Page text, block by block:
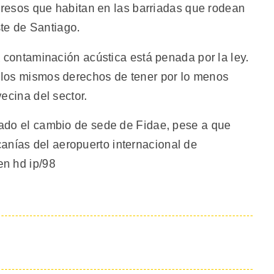
que habitan en las barriadas que rodean
de Santiago.
acústica está penada por la ley.
mismos derechos de tener por lo menos
del sector.
el cambio de sede de Fidae, pese a que
del aeropuerto internacional de
hd ip/98